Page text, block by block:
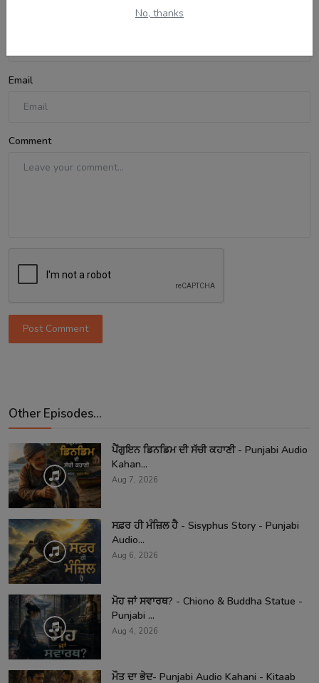
No, thanks
Email
Comment
Post Comment
Other Episodes...
ਪੈਂਗੁਇਨ ਡਿਨਡਿਮ ਦੀ ਸੱਚੀ ਕਹਾਣੀ - Punjabi Audio
Kahan...
Aug 7, 2026
ਸਫ਼ਰ ਹੀ ਮੰਜ਼ਿਲ ਹੈ - Sisyphus Story - Punjabi
Audio...
Aug 6, 2026
ਮੋਹ ਜਾਂ ਸਵਾਰਥ? - Chiono & Buddha Statue -
Punjabi ...
Aug 4, 2026
ਮੌਤ ਦਾ ਭੇਦ- Punjabi Audio Kahani - Kitaab